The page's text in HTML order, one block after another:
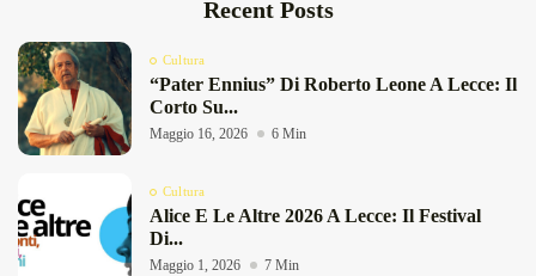
Recent Posts
Cultura
“Pater Ennius” Di Roberto Leone A Lecce: Il
Corto Su...
Maggio 16, 2026 6 Min
Cultura
Alice E Le Altre 2026 A Lecce: Il Festival
Di...
Maggio 1, 2026 7 Min